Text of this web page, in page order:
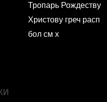
Тропарь Рождеству
Христову греч расп
бол см х